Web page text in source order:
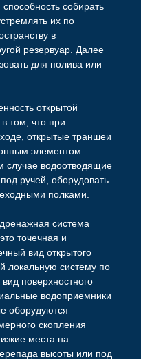
собирать
их по
в
резервуар. Далее
для полива или
открытой
том, что при
открытые траншеи
элементом
случае водоотводящие
ручей, оборудовать
полками.
система
точечная и
вид открытого
локальную систему по
поверхностного
водоприемники
оборудуются
скопления
места на
высоты или под